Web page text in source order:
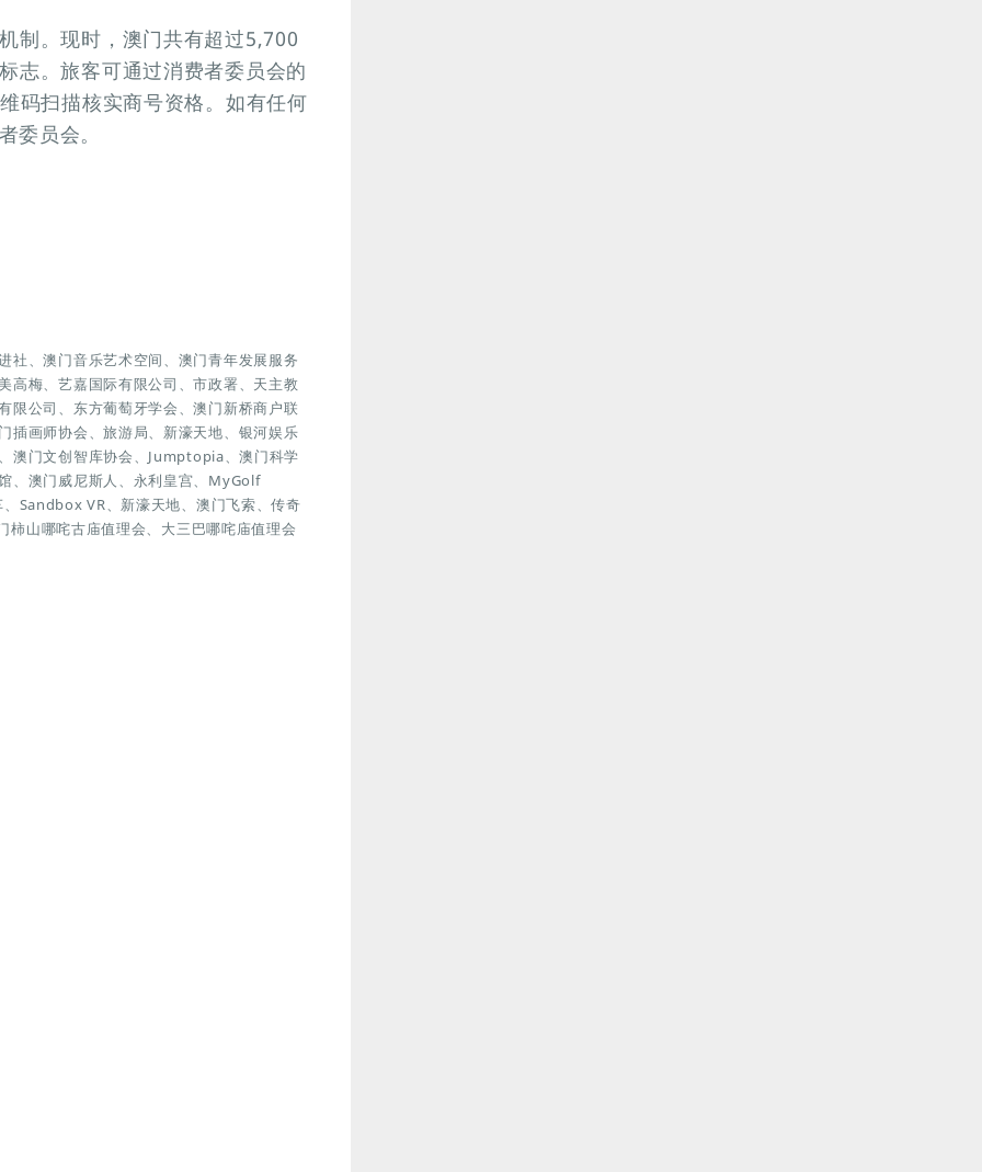
制。现时，澳门共有超过5,700
志。旅客可通过消费者委员会的
码扫描核实商号资格。如有任何
委员会。
社、澳门音乐艺术空间、澳门青年发展服务
高梅、艺嘉国际有限公司、市政署、天主教
限公司、东方葡萄牙学会、澳门新桥商户联
插画师协会、旅游局、新濠天地、银河娱乐
澳门文创智库协会、Jumptopia、澳门科学
、澳门威尼斯人、永利皇宫、MyGolf
Sandbox VR、新濠天地、澳门飞索、传奇
山哪咤古庙值理会、大三巴哪咤庙值理会